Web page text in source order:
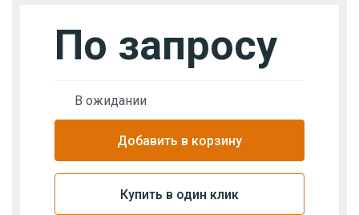
По запросу
В ожидании
Добавить в корзину
Купить в один клик